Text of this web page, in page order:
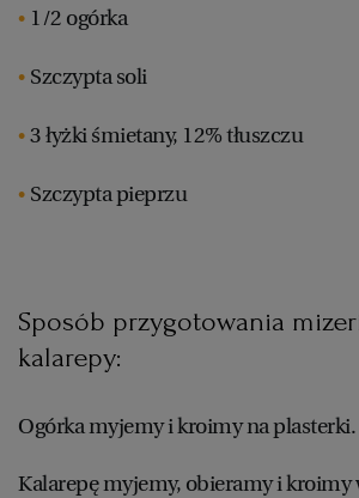
1/2 ogórka
Szczypta soli
3 łyżki śmietany, 12% tłuszczu
Szczypta pieprzu
Sposób przygotowania
kalarepy:
Ogórka myjemy i kroimy na plasterki.
Kalarepę myjemy, obieramy i kroimy